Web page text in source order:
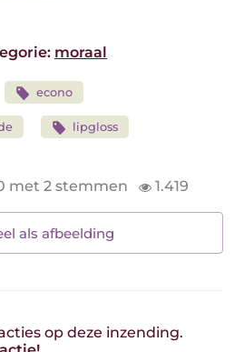
moraal
econo
lipgloss
met 2 stemmen 1.419
als afbeelding
op deze inzending.